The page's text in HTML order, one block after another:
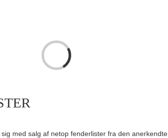
Loading...
med salg af netop fenderlister fra den anerkendte,